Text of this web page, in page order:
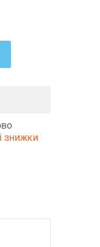
знижки